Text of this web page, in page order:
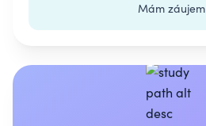
Mám záujem